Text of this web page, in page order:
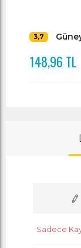
3,7
148,96 TL
Sadece